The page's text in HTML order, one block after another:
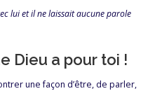
lui et il ne laissait aucune parole
Dieu a pour toi !
une façon d’être, de parler,